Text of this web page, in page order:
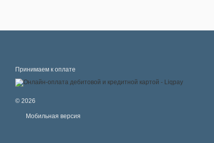
Принимаем к оплате
© 2026
Мобильная версия